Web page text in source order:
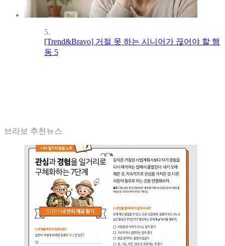
5.
[Trend&Bravo] 거절 못 하는 시니어가 끊어야 할 행
동 5
브라보 추천뉴스